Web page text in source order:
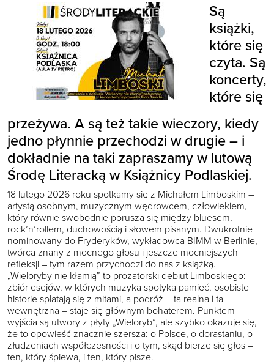
Są
książki,
które się
czyta. Są
koncerty,
które się
przeżywa. A są też takie wieczory, kiedy
jedno płynnie przechodzi w drugie – i
dokładnie na taki zapraszamy w lutową
Środę Literacką w Książnicy Podlaskiej.
18 lutego 2026 roku spotkamy się z Michałem Limboskim –
artystą osobnym, muzycznym wędrowcem, człowiekiem,
który równie swobodnie porusza się między bluesem,
rock’n’rollem, duchowością i słowem pisanym. Dwukrotnie
nominowany do Fryderyków, wykładowca BIMM w Berlinie,
twórca znany z mocnego głosu i jeszcze mocniejszych
refleksji – tym razem przychodzi do nas z książką.
„Wieloryby nie kłamią” to prozatorski debiut Limboskiego:
zbiór esejów, w których muzyka spotyka pamięć, osobiste
historie splatają się z mitami, a podróż – ta realna i ta
wewnętrzna – staje się głównym bohaterem. Punktem
wyjścia są utwory z płyty „Wieloryb”, ale szybko okazuje się,
że to opowieść znacznie szersza: o Polsce, o dorastaniu, o
złudzeniach współczesności i o tym, skąd bierze się głos –
ten, który śpiewa, i ten, który pisze.